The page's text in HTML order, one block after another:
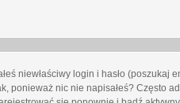
niewłaściwy login i hasło (poszukaj
ponieważ nic nie napisałeś? Często